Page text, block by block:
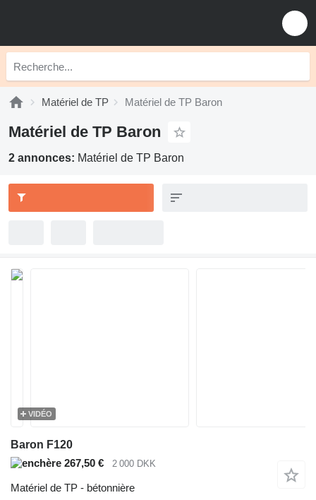
Matériel de TP Matériel de TP Baron
Matériel de TP Baron
2 annonces: Matériel de TP Baron
VIDÉO
Baron F120
267,50 €
2 000 DKK
Matériel de TP - bétonnière